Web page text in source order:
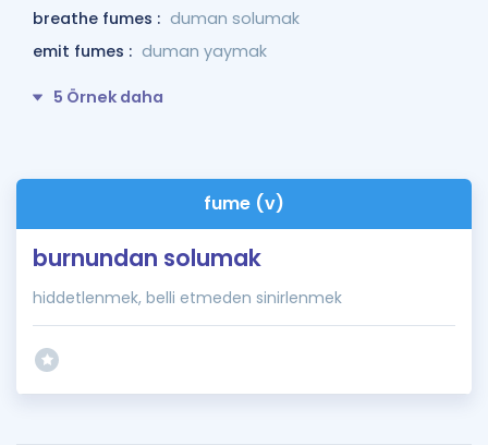
breathe fumes : duman solumak
emit fumes : duman yaymak
5 Örnek daha
fume (v)
burnundan solumak
hiddetlenmek, belli etmeden sinirlenmek